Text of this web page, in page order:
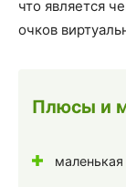
что является
очков
Плюсы и
маленькая